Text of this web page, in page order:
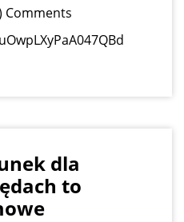
Comments
dla
to